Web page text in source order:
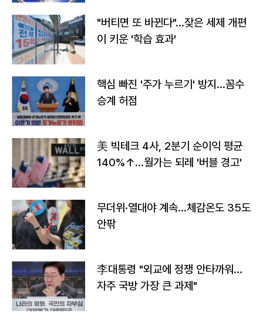
"버티면 또 바뀐다"…잦은 세제 개편
이 키운 '학습 효과'
핵심 빠진 '주가 누르기' 방지…꼼수
승계 허점
美 빅테크 4사, 2분기 순이익 평균
140%↑…월가는 되레 '버블 경고'
무더위·열대야 계속…체감온도 35도
안팎
李대통령 "외교에 정쟁 안타까워…
자주 국방 가장 큰 과제"